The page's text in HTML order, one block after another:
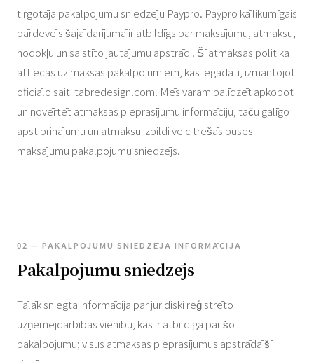
tirgotāja pakalpojumu sniedzēju Paypro. Paypro kā likumīgais
pārdevējs šajā darījumā ir atbildīgs par maksājumu, atmaksu,
nodokļu un saistīto jautājumu apstrādi. Šī atmaksas politika
attiecas uz maksas pakalpojumiem, kas iegādāti, izmantojot
oficiālo saiti tabredesign.com. Mēs varam palīdzēt apkopot
un novērtēt atmaksas pieprasījumu informāciju, taču galīgo
apstiprinājumu un atmaksu izpildi veic trešās puses
maksājumu pakalpojumu sniedzējs.
02 — PAKALPOJUMU SNIEDZĒJA INFORMĀCIJA
Pakalpojumu sniedzējs
Tālāk sniegta informācija par juridiski reģistrēto
uzņēmējdarbības vienību, kas ir atbildīga par šo
pakalpojumu; visus atmaksas pieprasījumus apstrādā šī